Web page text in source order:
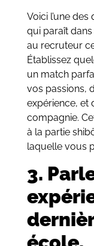
Voici l’une
qui paraît
au recruteur
Établissez
un match
vos passions,
expérience, et
compagnie.
à la partie
laquelle vous
3.